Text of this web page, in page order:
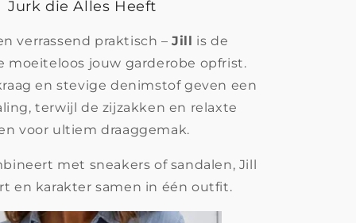
Jurk die Alles Heeft
verrassend praktisch –Jill
is de
moeiteloos jouw garderobe opfrist.
en stevige denimstof geven een
terwijl de zijzakken en relaxte
voor ultiem draaggemak.
met sneakers of sandalen, Jill
en karakter samen in één outfit.